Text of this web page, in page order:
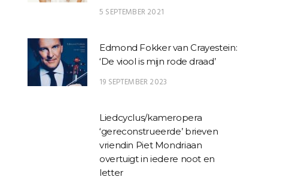
5 SEPTEMBER 2021
Edmond Fokker van Crayestein:
‘De viool is mijn rode draad’
19 SEPTEMBER 2023
Liedcyclus/kameropera
‘gereconstrueerde’ brieven
vriendin Piet Mondriaan
overtuigt in iedere noot en
letter